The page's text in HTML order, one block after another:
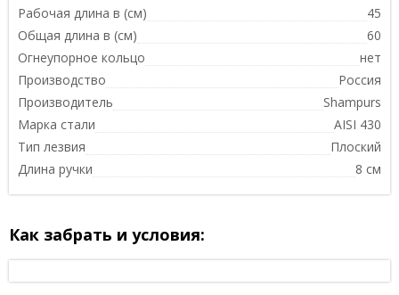
Рабочая длина в (см)
45
Общая длина в (см)
60
Огнеупорное кольцо
нет
Производство
Россия
Производитель
Shampurs
Марка стали
AISI 430
Тип лезвия
Плоский
Длина ручки
8 см
Как забрать и условия: